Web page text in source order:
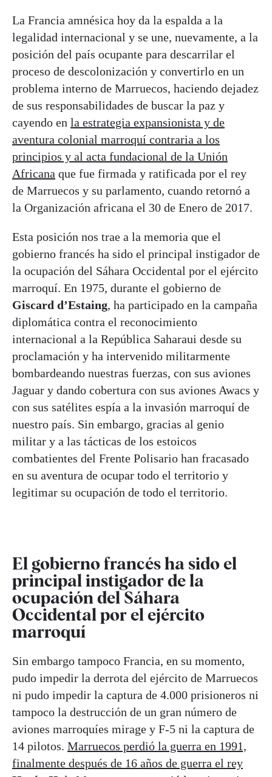
La Francia amnésica hoy da la espalda a la
legalidad internacional y se une, nuevamente, a la
posición del país ocupante para descarrilar el
proceso de descolonización y convertirlo en un
problema interno de Marruecos, haciendo dejadez
de sus responsabilidades de buscar la paz y
cayendo en la estrategia expansionista y de
aventura colonial marroquí contraria a los
principios y al acta fundacional de la Unión
Africana que fue firmada y ratificada por el rey
de Marruecos y su parlamento, cuando retornó a
la Organización africana el 30 de Enero de 2017.
Esta posición nos trae a la memoria que el
gobierno francés ha sido el principal instigador de
la ocupación del Sáhara Occidental por el ejército
marroquí. En 1975, durante el gobierno de
Giscard d’Estaing, ha participado en la campaña
diplomática contra el reconocimiento
internacional a la República Saharaui desde su
proclamación y ha intervenido militarmente
bombardeando nuestras fuerzas, con sus aviones
Jaguar y dando cobertura con sus aviones Awacs y
con sus satélites espía a la invasión marroquí de
nuestro país. Sin embargo, gracias al genio
militar y a las tácticas de los estoicos
combatientes del Frente Polisario han fracasado
en su aventura de ocupar todo el territorio y
legitimar su ocupación de todo el territorio.
El gobierno francés ha sido el
principal instigador de la
ocupación del Sáhara
Occidental por el ejército
marroquí
Sin embargo tampoco Francia, en su momento,
pudo impedir la derrota del ejército de Marruecos
ni pudo impedir la captura de 4.000 prisioneros ni
tampoco la destrucción de un gran número de
aviones marroquíes mirage y F-5 ni la captura de
14 pilotos. Marruecos perdió la guerra en 1991,
finalmente después de 16 años de guerra el rey